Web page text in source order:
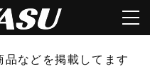
などを掲載してます